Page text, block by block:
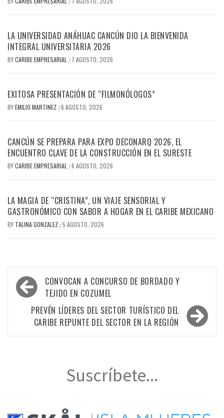
LA UNIVERSIDAD ANÁHUAC CANCÚN DIO LA BIENVENIDA
INTEGRAL UNIVERSITARIA 2026
BYCARIBE EMPRESARIAL / 7 AGOSTO, 2026
EXITOSA PRESENTACIÓN DE “FILMONÓLOGOS”
BYEMILIO MARTINEZ /6 AGOSTO, 2026
CANCÚN SE PREPARA PARA EXPO DECONARQ 2026, EL
ENCUENTRO CLAVE DE LA CONSTRUCCIÓN EN EL SURESTE
BYCARIBE EMPRESARIAL /6 AGOSTO, 2026
LA MAGIA DE “CRISTINA”, UN VIAJE SENSORIAL Y
GASTRONÓMICO CON SABOR A HOGAR EN EL CARIBE MEXICANO
BY TALINA GONZALEZ /5 AGOSTO, 2026
Navegación
de
entradas
CONVOCAN A CONCURSO DE BORDADO Y
TEJIDO EN COZUMEL
PREVÉN LÍDERES DEL SECTOR TURÍSTICO DEL
CARIBE REPUNTE DEL SECTOR EN LA REGIÓN
Suscríbete...